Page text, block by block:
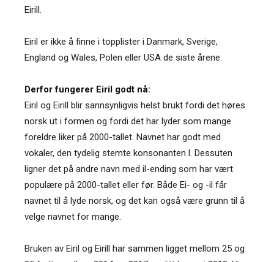
Eirill.
Eiril er ikke å finne i topplister i Danmark, Sverige,
England og Wales, Polen eller USA de siste årene.
Derfor fungerer Eiril godt nå:
Eiril og Eirill blir sannsynligvis helst brukt fordi det høres
norsk ut i formen og fordi det har lyder som mange
foreldre liker på 2000-tallet. Navnet har godt med
vokaler, den tydelig stemte konsonanten l. Dessuten
ligner det på andre navn med il-ending som har vært
populære på 2000-tallet eller før. Både Ei- og -il får
navnet til å lyde norsk, og det kan også være grunn til å
velge navnet for mange.
Bruken av Eiril og Eirill har sammen ligget mellom 25 og